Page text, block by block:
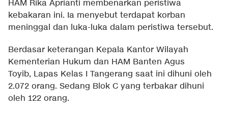
HAM Rika Aprianti membenarkan peristiwa
kebakaran ini. Ia menyebut terdapat korban
meninggal dan luka-luka dalam peristiwa tersebut.
Berdasar keterangan Kepala Kantor Wilayah
Kementerian Hukum dan HAM Banten Agus
Toyib, Lapas Kelas I Tangerang saat ini dihuni oleh
2.072 orang. Sedang Blok C yang terbakar dihuni
oleh 122 orang.